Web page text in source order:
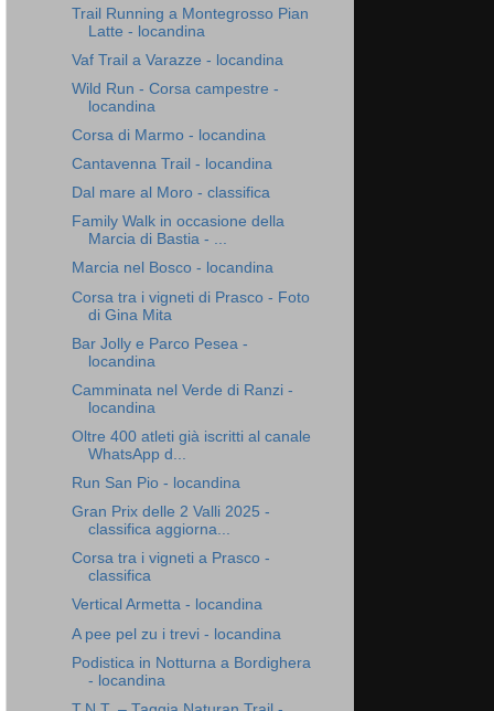
Trail Running a Montegrosso Pian
Latte - locandina
Vaf Trail a Varazze - locandina
Wild Run - Corsa campestre -
locandina
Corsa di Marmo - locandina
Cantavenna Trail - locandina
Dal mare al Moro - classifica
Family Walk in occasione della
Marcia di Bastia - ...
Marcia nel Bosco - locandina
Corsa tra i vigneti di Prasco - Foto
di Gina Mita
Bar Jolly e Parco Pesea -
locandina
Camminata nel Verde di Ranzi -
locandina
Oltre 400 atleti già iscritti al canale
WhatsApp d...
Run San Pio - locandina
Gran Prix delle 2 Valli 2025 -
classifica aggiorna...
Corsa tra i vigneti a Prasco -
classifica
Vertical Armetta - locandina
A pee pel zu i trevi - locandina
Podistica in Notturna a Bordighera
- locandina